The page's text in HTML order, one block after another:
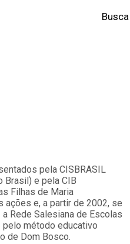
Busca
pela CISBRASIL
Brasil) e pela CIB
Filhas de Maria
ações e, a partir de 2002, se
Rede Salesiana de Escolas
pelo método educativo
de Dom Bosco.